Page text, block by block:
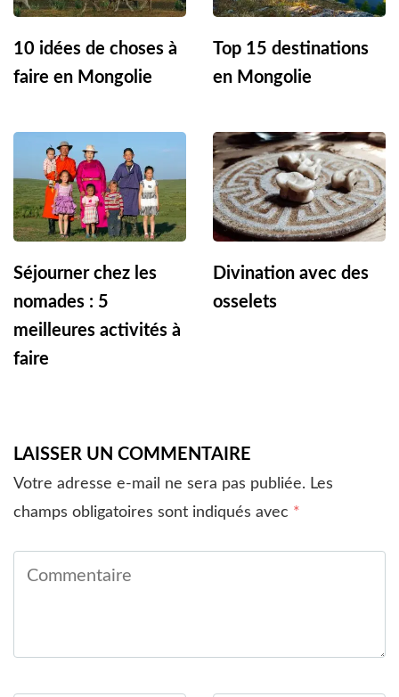
10 idées de choses à
faire en Mongolie
Top 15 destinations
en Mongolie
Séjourner chez les
nomades : 5
meilleures activités à
faire
Divination avec des
osselets
LAISSER UN COMMENTAIRE
Votre adresse e-mail ne sera pas publiée. Les
champs obligatoires sont indiqués avec *